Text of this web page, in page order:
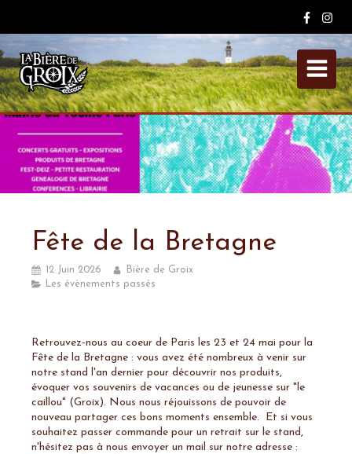
Fête de la Bretagne
12 Juin 2026
Bière de Groix
Les évènements passés
Retrouvez-nous au coeur de Paris les 23 et 24 mai pour la
Fête de la Bretagne : vous avez été nombreux à venir sur
notre stand l'an dernier pour découvrir nos produits,
évoquer vos souvenirs de vacances ou de jeunesse sur "le
caillou" (Groix). Nous nous réjouissons de pouvoir de
nouveau partager ces bons moments ensemble. Et si vous
souhaitez passer commande pour un retrait sur le stand,
n'hésitez pas à nous envoyer un mail sur notre adresse :